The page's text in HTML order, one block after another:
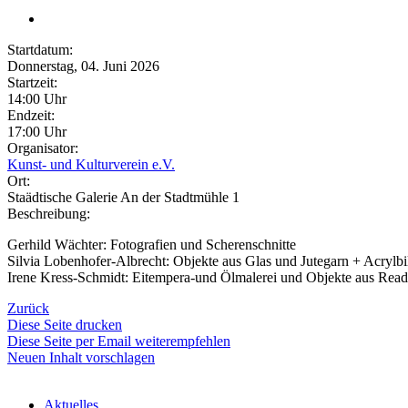
Startdatum:
Donnerstag, 04. Juni 2026
Startzeit:
14:00 Uhr
Endzeit:
17:00 Uhr
Organisator:
Kunst- und Kulturverein e.V.
Ort:
Staädtische Galerie An der Stadtmühle 1
Beschreibung:
Gerhild Wächter: Fotografien und Scherenschnitte
Silvia Lobenhofer-Albrecht: Objekte aus Glas und Jutegarn +
Irene Kress-Schmidt: Eitempera-und Ölmalerei und Objekte aus
Zurück
Diese Seite drucken
Diese Seite per Email weiterempfehlen
Neuen Inhalt vorschlagen